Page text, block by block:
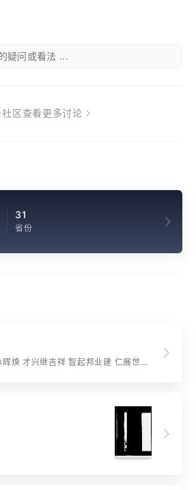
疑问或看法 ...
社区查看更多讨论
31
省份
字辈：志（大、振）承辉焕 才兴继吉祥 智起邦业建 仁展世忠良